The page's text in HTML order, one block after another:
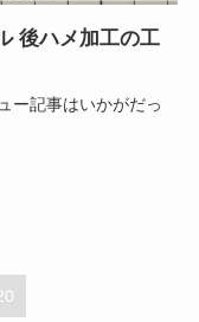
後ハメ加工の工
ー記事はいかがだっ